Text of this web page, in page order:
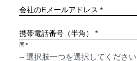
会社のEメールアドレス *
携帯電話番号（半角） *
国 *